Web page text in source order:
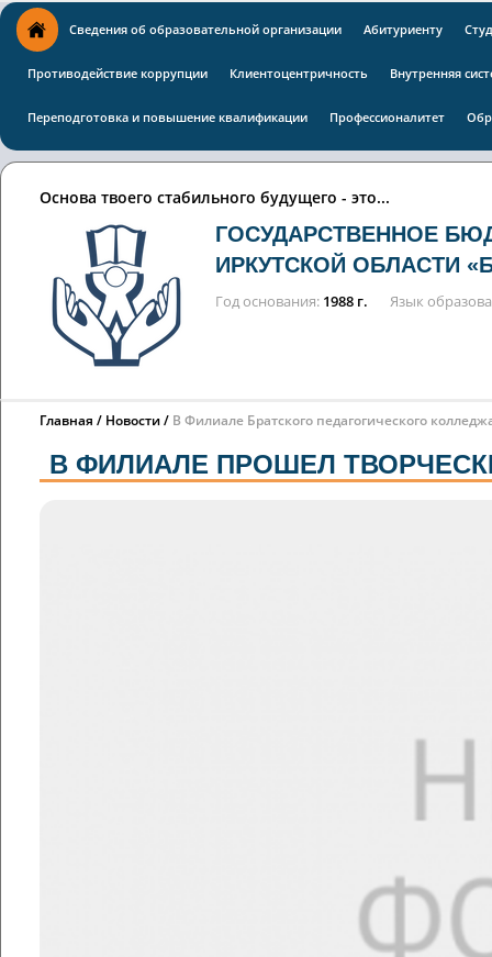
Сведения об образовательной организации Абитуриенту
Противодействие коррупции Клиентоцентричность Внутренняя
Переподготовка и повышение квалификации Профессионалитет
Основа твоего стабильного будущего - это...
ГОСУДАРСТВЕННОЕ
ИРКУТСКОЙ ОБЛАСТИ
Год основания 1988 г. Язык
Главная Новости В Филиале Братского педагогического
В ФИЛИАЛЕ ПРОШЕЛ